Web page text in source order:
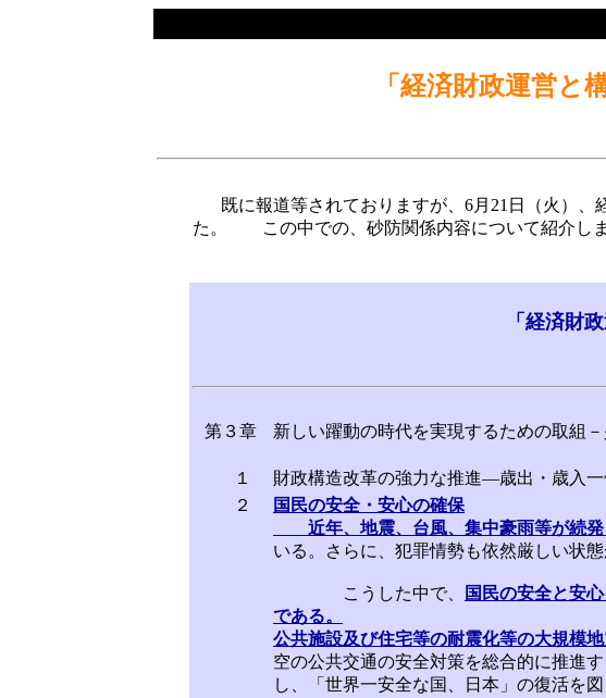
「経済財政運営と
既に報道等されておりますが、6月21日（火）
た。 この中での、砂防関係内容について紹介しま
「経済財
第３章 新しい躍動の時代を実現するための取組
１
財政構造改革の強力な推進―歳出・歳入
２
国民の安全・安心の確保
近年、地震、台風、集中豪雨等が続発
いる。さらに、犯罪情勢も依然厳しい状
こうした中で、
国民の安全と安
である。
公共施設及び住宅等の耐震化等の大規模
空の公共交通の安全対策を総合的に推進
し、「世界一安全な国、日本」の復活を